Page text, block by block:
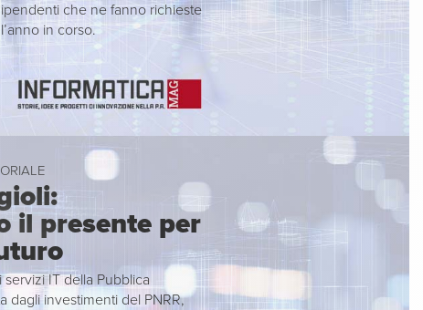
che ne fanno richieste
in corso.
il presente per
IT della Pubblica
dagli investimenti del PNRR,